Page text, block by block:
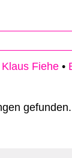
Fiehe •
gefunden.